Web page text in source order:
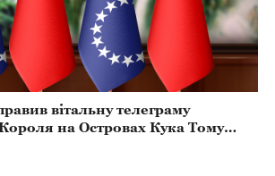
вітальну телеграму
на Островах Кука Тому
Дня Конституції